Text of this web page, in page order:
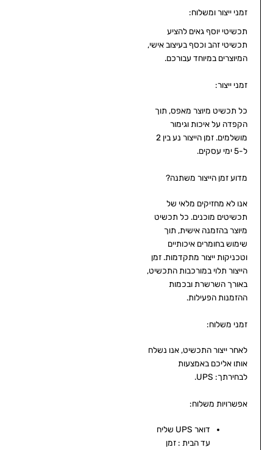
זמני ייצור ומשלוח:
תכשיטי יוסף גאים להציע
תכשיטי זהב וכסף בעיצוב אישי,
המיוצרים במיוחד עבורכם.
זמני ייצור:
כל תכשיט מיוצר מאפס, תוך
הקפדה על איכות וגימור
מושלמים. זמן הייצור נע בין 2
ל-5 ימי עסקים.
מדוע זמן הייצור משתנה?
אנו לא מחזיקים מלאי של
תכשיטים מוכנים. כל תכשיט
מיוצר בהזמנה אישית, תוך
שימוש בחומרים איכותיים
וטכניקות ייצור מתקדמות. זמן
הייצור תלוי במורכבות התכשיט,
באורך השרשרת ובכמות
ההזמנות הפעילות.
זמני משלוח:
לאחר ייצור התכשיט, אנו נשלח
אותו אליכם באמצעות
לבחירתך: UPS.
אפשרויות משלוח:
דואר UPS שליח
עד הבית : זמן